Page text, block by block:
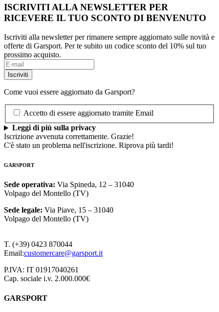
ISCRIVITI ALLA NEWSLETTER PER
RICEVERE IL TUO SCONTO DI BENVENUTO
Iscriviti alla newsletter per rimanere sempre aggiornato sulle novità e
offerte di Garsport. Per te subito un codice sconto del 10% sul tuo
prossimo acquisto.
Come vuoi essere aggiornato da Garsport?
Accetto di essere aggiornato tramite Email
Leggi di più sulla privacy
Iscrizione avvenuta correttamente. Grazie!
C'è stato un problema nell'iscrizione. Riprova più tardi!
GARSPORT
Sede operativa: Via Spineda, 12 – 31040
Volpago del Montello (TV)
Sede legale: Via Piave, 15 – 31040
Volpago del Montello (TV)
T. (+39) 0423 870044
Email:customercare@garsport.it
P.IVA: IT 01917040261
Cap. sociale i.v. 2.000.000€
GARSPORT